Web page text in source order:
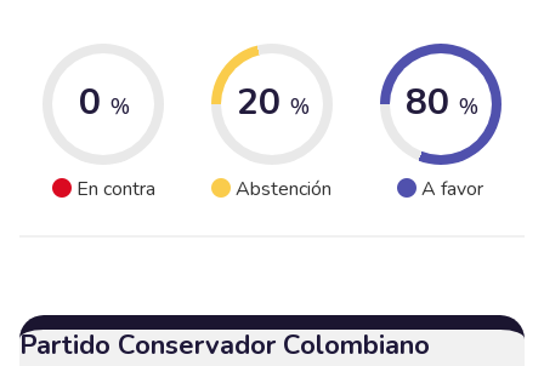
0 %
En contra
20 %
Abstención
80 %
A favor
Partido Conservador Colombiano